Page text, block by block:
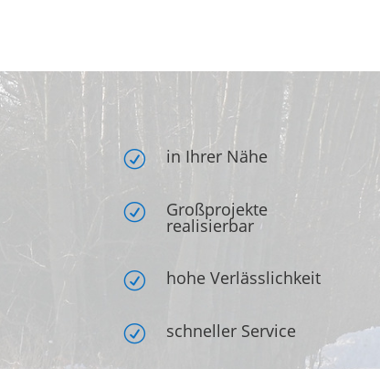
R in Ihrer Nähe
R Großprojekte
realisierbar
R hohe Verlässlichkeit
R schneller Service